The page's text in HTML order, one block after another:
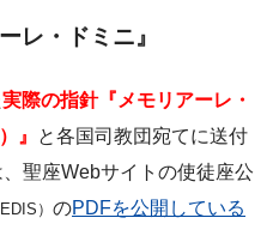
レ・ドミニ』
実際の指針『 メモリアーレ・
）』
と各国司教団宛てに送付
聖座Webサイトの使徒座公
） のPDFを公開している